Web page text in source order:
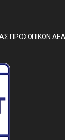
ΠΡΟΣΩΠΙΚΩΝ